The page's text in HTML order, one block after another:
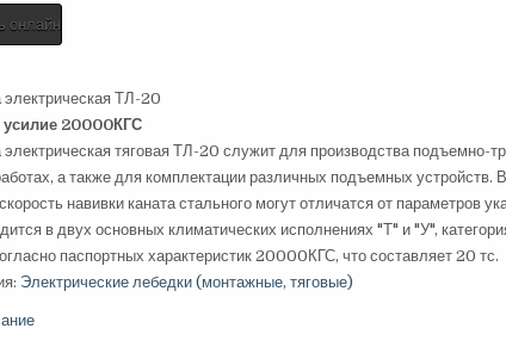
онлайн
электрическая ТЛ-20
усилие 20000КГС
электрическая тяговая ТЛ-20 служит для производства подъемно-
а также для комплектации различных подъемных
навивки каната стального могут отличатся от
в двух основных климатических исполнениях "Т" и "У",
паспортных характеристик 20000КГС, что составляет 20 тс.
Электрические лебедки (монтажные, тяговые)